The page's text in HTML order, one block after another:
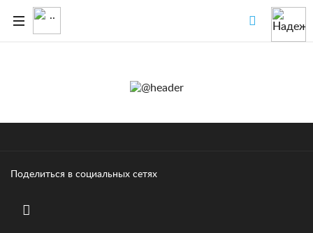
Поделиться в социальных сетях